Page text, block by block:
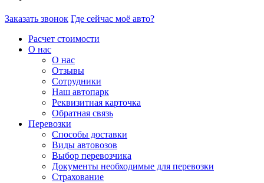
Заказать звонок Где сейчас моё авто?
Расчет стоимости
О нас
О нас
Отзывы
Сотрудники
Наш автопарк
Реквизитная карточка
Обратная связь
Перевозки
Способы доставки
Виды автовозов
Выбор перевозчика
Документы необходимые для перевозки
Страхование